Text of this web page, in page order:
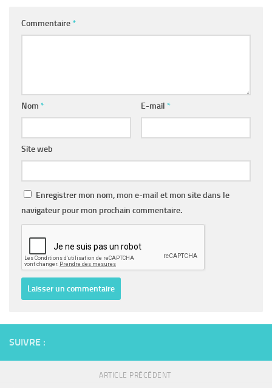
Commentaire *
Nom * E-mail *
Site web
Enregistrer mon nom, mon e-mail et mon site dans le
navigateur pour mon prochain commentaire.
SUIVRE :
ARTICLE PRÉCÉDENT